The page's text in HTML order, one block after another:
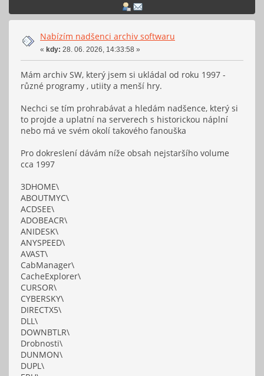
Nabízím nadšenci archiv softwaru
« kdy: 28. 06. 2026, 14:33:58 »
Mám archiv SW, který jsem si ukládal od roku 1997 -
různé programy , utiity a menší hry.
Nechci se tím prohrabávat a hledám nadšence, který si
to projde a uplatní na serverech s historickou náplní
nebo má ve svém okolí takového fanouška
Pro dokreslení dávám níže obsah nejstaršího volume
cca 1997
3DHOME\
ABOUTMYC\
ACDSEE\
ADOBEACR\
ANIDESK\
ANYSPEED\
AVAST\
CabManager\
CacheExplorer\
CURSOR\
CYBERSKY\
DIRECTX5\
DLL\
DOWNBTLR\
Drobnosti\
DUNMON\
DUPL\